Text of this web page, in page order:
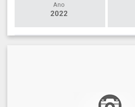
Ano
2022